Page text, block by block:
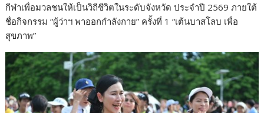
กีฬาเพื่อมวลชนให้เป็นวิถีชีวิตในระดับจังหวัด ประจำปี 2569 ภายใต้
ชื่อกิจกรรม “ผู้ว่าฯ พาออกกำลังกาย” ครั้งที่ 1 “เต้นบาสโลบ เพื่อ
สุขภาพ”